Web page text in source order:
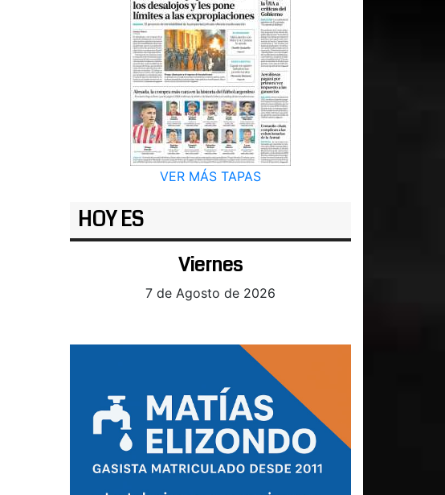
VER MÁS TAPAS
HOY ES
Viernes
7 de Agosto de 2026